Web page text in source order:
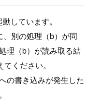
しています。
別の処理（b）が同
理（b）が読み取る結
ください。
の書き込みが発生した